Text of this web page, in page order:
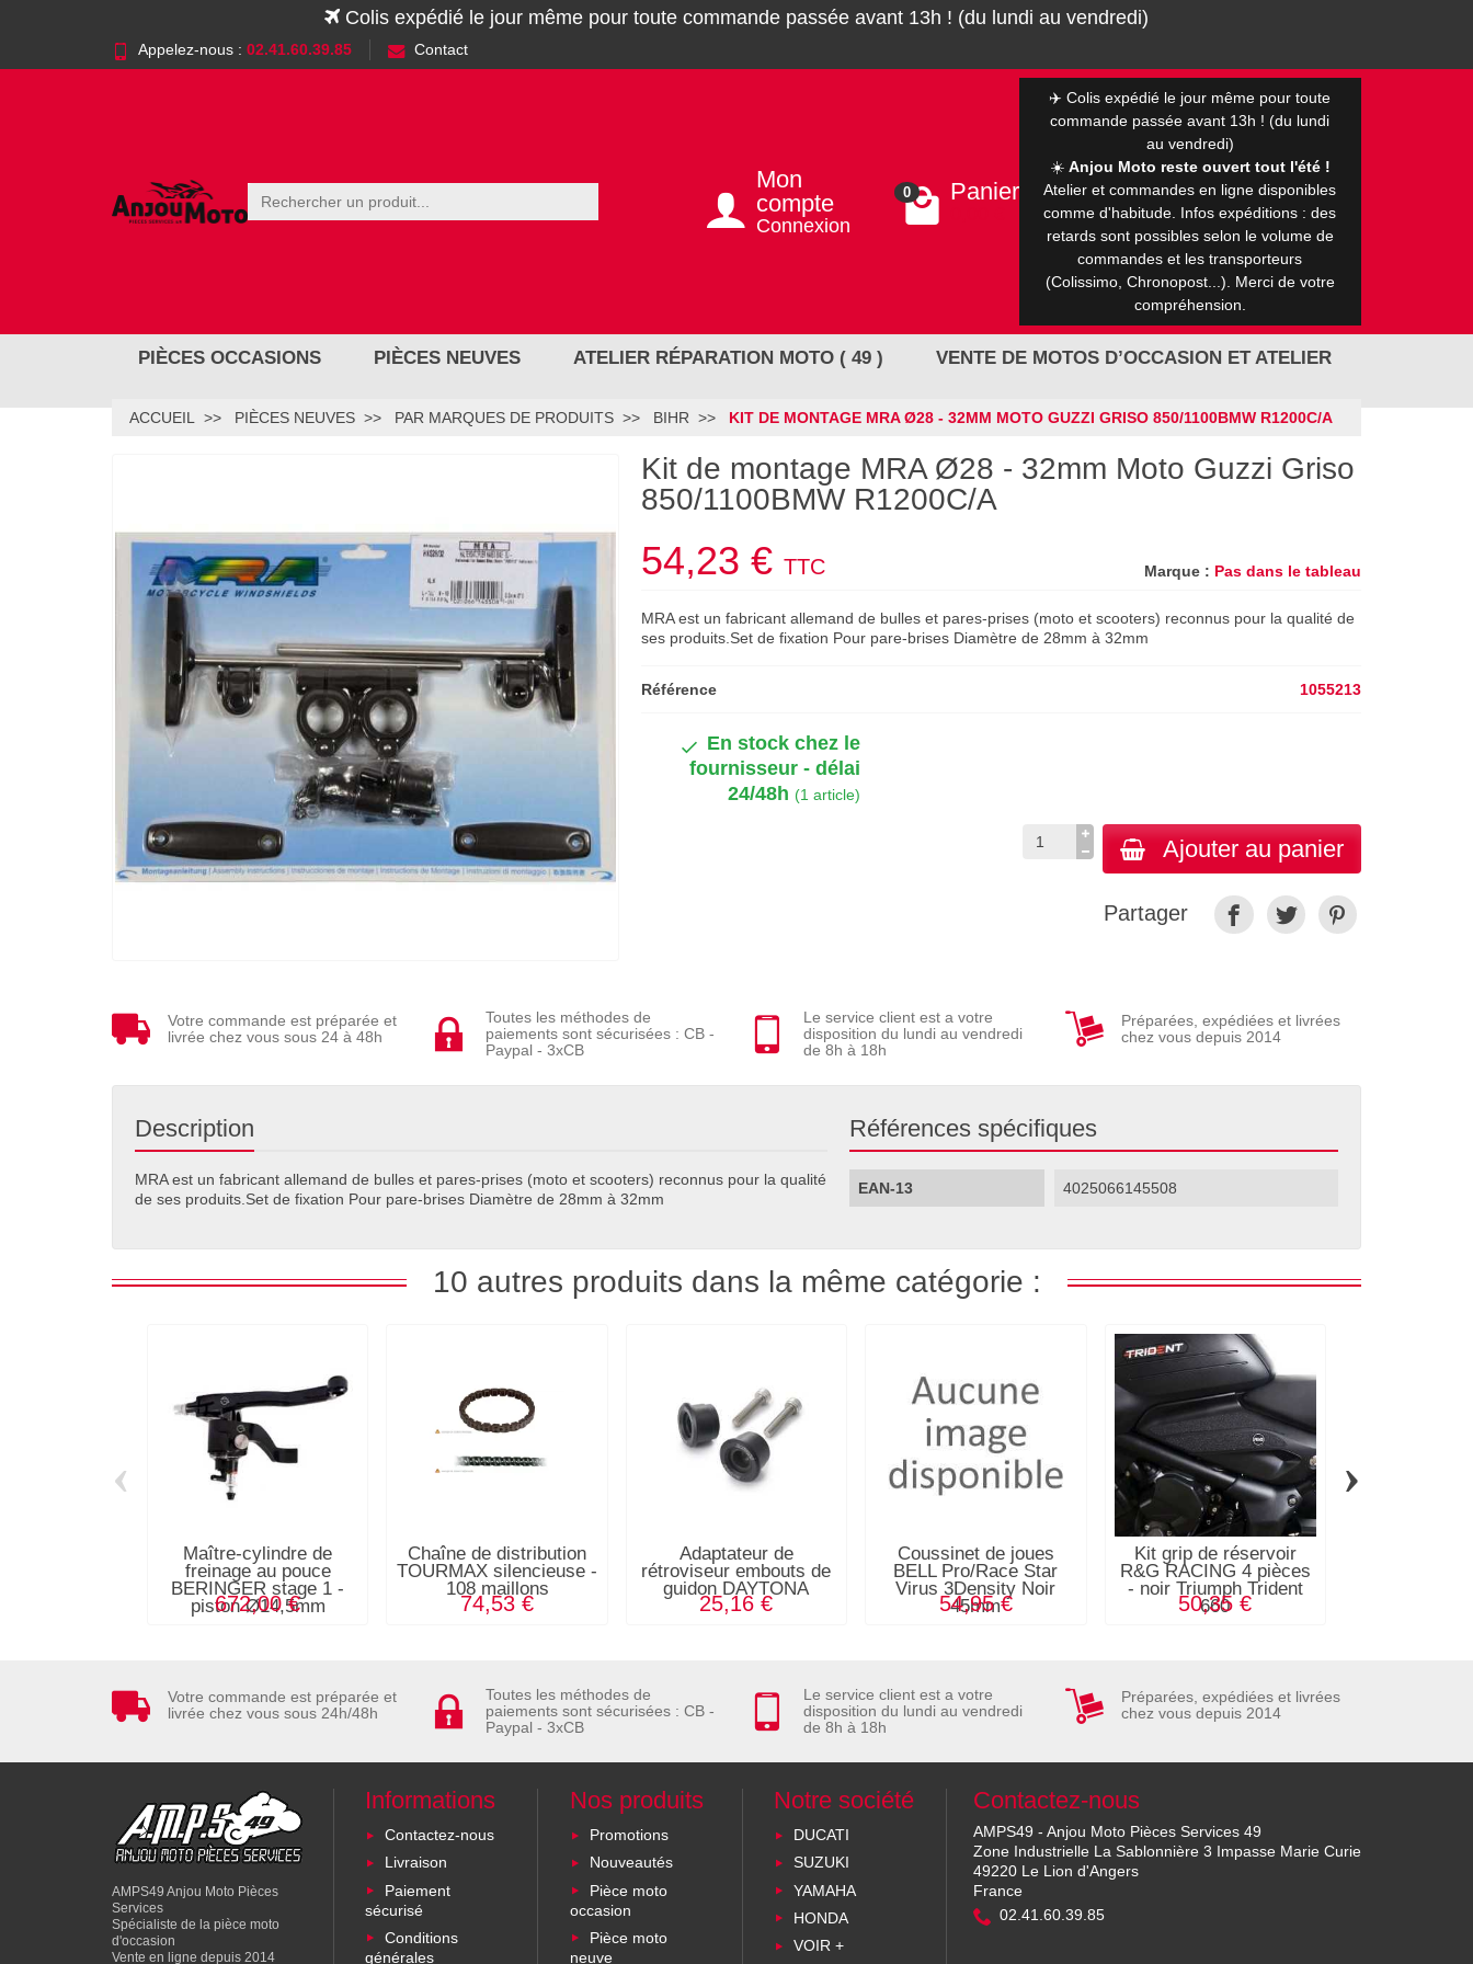
Colis expédié le jour même pour toute commande passée avant 13h ! (du lundi au vendredi)
Appelez-nous : 02.41.60.39.85 Contact
Mon
compte
Connexion
0 Panier
✈️ Colis expédié le jour même pour toute
commande passée avant 13h ! (du lundi
au vendredi)
☀️ Anjou Moto reste ouvert tout l'été !
Atelier et commandes en ligne disponibles
comme d'habitude. Infos expéditions : des
retards sont possibles selon le volume de
commandes et les transporteurs
(Colissimo, Chronopost...). Merci de votre
compréhension.
PIÈCES OCCASIONS PIÈCES NEUVES ATELIER RÉPARATION MOTO ( 49 ) VENTE DE MOTOS D’OCCASION ET ATELIER
ACCUEIL PIÈCES NEUVES PAR MARQUES DE PRODUITS BIHR KIT DE MONTAGE MRA Ø28 - 32MM MOTO GUZZI GRISO 850/1100BMW R1200C/A
Kit de montage MRA Ø28 - 32mm Moto Guzzi Griso
850/1100BMW R1200C/A
Marque : Pas dans le tableau
54,23 €TTC
MRA est un fabricant allemand de bulles et pares-prises (moto et scooters) reconnus pour la qualité de
ses produits.Set de fixation Pour pare-brises Diamètre de 28mm à 32mm
Référence 1055213
En stock chez le
fournisseur - délai
24/48h (1 article)
Ajouter au panier
Partager
Votre commande est préparée et
livrée chez vous sous 24 à 48h
Toutes les méthodes de
paiements sont sécurisées : CB -
Paypal - 3xCB
Le service client est a votre
disposition du lundi au vendredi
de 8h à 18h
Préparées, expédiées et livrées
chez vous depuis 2014
Description
MRA est un fabricant allemand de bulles et pares-prises (moto et scooters) reconnus pour la qualité
de ses produits.Set de fixation Pour pare-brises Diamètre de 28mm à 32mm
Références spécifiques
EAN-13 4025066145508
10 autres produits dans la même catégorie :
Maître-cylindre de
freinage au pouce
BERINGER stage 1 -
piston Ø14,5mm
672,00 €
Chaîne de distribution
TOURMAX silencieuse -
108 maillons
74,53 €
Adaptateur de
rétroviseur embouts de
guidon DAYTONA
25,16 €
Coussinet de joues
BELL Pro/Race Star
Virus 3Density Noir
45mm
54,95 €
Kit grip de réservoir
R&G RACING 4 pièces
- noir Triumph Trident
660
50,35 €
‹ ›
Votre commande est préparée et
livrée chez vous sous 24h/48h
Toutes les méthodes de
paiements sont sécurisées : CB -
Paypal - 3xCB
Le service client est a votre
disposition du lundi au vendredi
de 8h à 18h
Préparées, expédiées et livrées
chez vous depuis 2014
AMPS49 Anjou Moto Pièces
Services
Spécialiste de la pièce moto
d'occasion
Vente en ligne depuis 2014
Informations
Contactez-nous
Livraison
Paiement
sécurisé
Conditions
générales
Nos produits
Promotions
Nouveautés
Pièce moto
occasion
Pièce moto
neuve
Notre société
DUCATI
SUZUKI
YAMAHA
HONDA
VOIR +
Contactez-nous
AMPS49 - Anjou Moto Pièces Services 49
Zone Industrielle La Sablonnière 3 Impasse Marie Curie
49220 Le Lion d'Angers
France
02.41.60.39.85